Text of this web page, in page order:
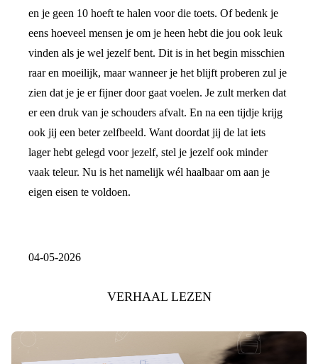
en je geen 10 hoeft te halen voor die toets. Of bedenk je
eens hoeveel mensen je om je heen hebt die jou ook leuk
vinden als je wel jezelf bent. Dit is in het begin misschien
raar en moeilijk, maar wanneer je het blijft proberen zul je
zien dat je je er fijner door gaat voelen. Je zult merken dat
er een druk van je schouders afvalt. En na een tijdje krijg
ook jij een beter zelfbeeld. Want doordat jij de lat iets
lager hebt gelegd voor jezelf, stel je jezelf ook minder
vaak teleur. Nu is het namelijk wél haalbaar om aan je
eigen eisen te voldoen.
04-05-2026
VERHAAL LEZEN